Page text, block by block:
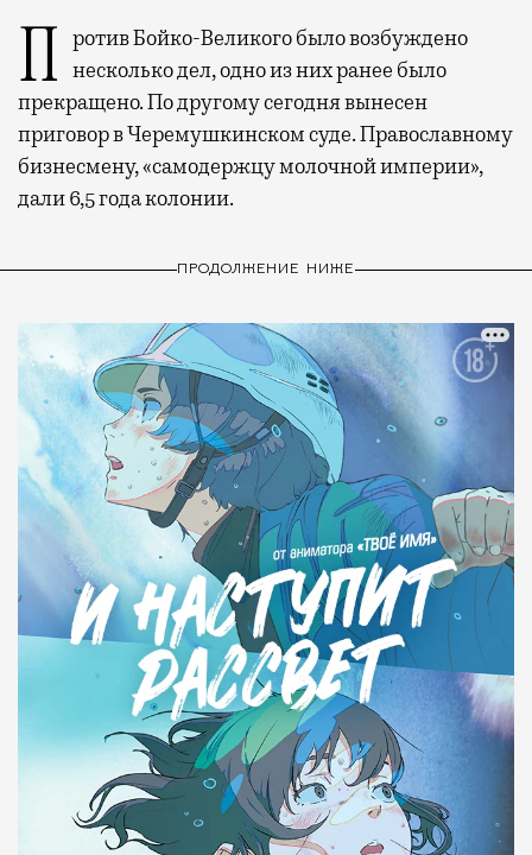
Против Бойко-Великого было возбуждено несколько дел, одно из них ранее было
прекращено. По другому сегодня вынесен
приговор в Черемушкинском суде. Православному
бизнесмену, «самодержцу молочной империи»,
дали 6,5 года колонии.
ПРОДОЛЖЕНИЕ НИЖЕ